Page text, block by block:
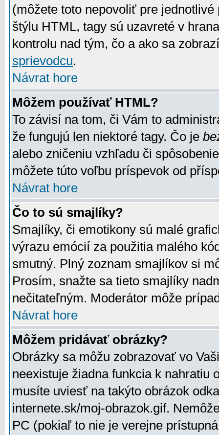
(môžete toto nepovoliť pre
štýlu HTML, tagy sú uzavreté v
kontrolu nad tým, čo a ako sa
sprievodcu.
Návrat hore
Môžem používať HTML?
To závisí na tom, či Vám to
že fungujú len niektoré tagy. Čo je
alebo zničeniu vzhľadu či
môžete túto voľbu príspevok od
Návrat hore
Čo to sú smajlíky?
Smajlíky, či emotikony sú malé
výrazu emócií za použitia malého
smutný. Plný zoznam smajlíkov si
Prosím, snažte sa tieto smajlíky
nečitateľným. Moderátor môže
Návrat hore
Môžem pridávať obrázky?
Obrázky sa môžu zobrazovať vo
neexistuje žiadna funkcia k nahratiu
musíte uviesť na takýto obrázok
internete.sk/moj-obrazok.gif.
PC (pokiaľ to nie je verejne